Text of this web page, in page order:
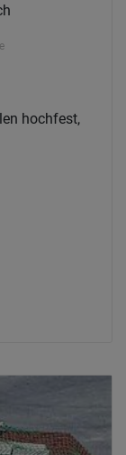
hochfest,